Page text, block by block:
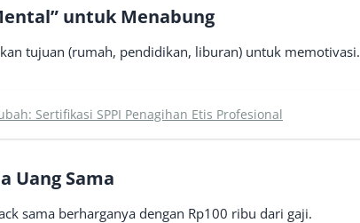
untuk Menabung
tujuan (rumah, pendidikan, liburan) untuk memotivasi.
Sertifikasi SPPI Penagihan Etis Profesional
Uang Sama
sama berharganya dengan Rp100 ribu dari gaji.